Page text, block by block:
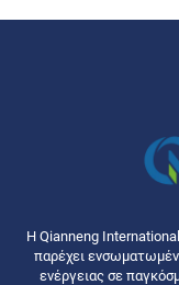
Η Qianneng
παρέχει
ενέργειας σε